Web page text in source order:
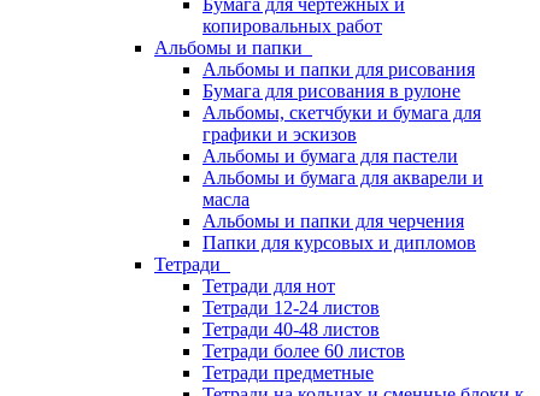
Бумага для чертежных и
копировальных работ
Альбомы и папки
Альбомы и папки для рисования
Бумага для рисования в рулоне
Альбомы, скетчбуки и бумага для
графики и эскизов
Альбомы и бумага для пастели
Альбомы и бумага для акварели и
масла
Альбомы и папки для черчения
Папки для курсовых и дипломов
Тетради
Тетради для нот
Тетради 12-24 листов
Тетради 40-48 листов
Тетради более 60 листов
Тетради предметные